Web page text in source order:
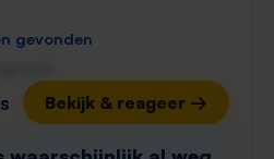
gevonden
Bekijk & reageer →